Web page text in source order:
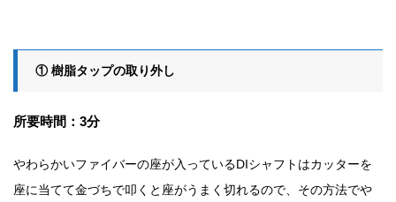
① 樹脂タップの取り外し
所要時間：3分
やわらかいファイバーの座が入っているDIシャフトはカッターを
座に当てて金づちで叩くと座がうまく切れるので、その方法でや